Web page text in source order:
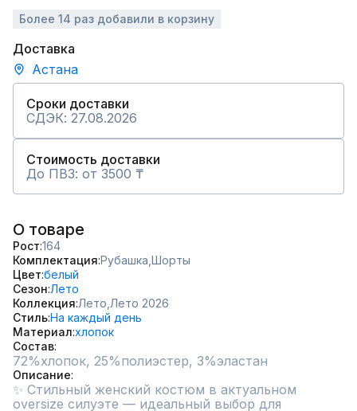
Более 14 раз добавили в корзину
Доставка
Астана
Сроки доставки
СДЭК: 27.08.2026
Стоимость доставки
До ПВЗ: от 3500 ₸
О товаре
Рост 164
Комплектация Рубашка, Шорты
Цвет белый
Сезон Лето
Коллекция Лето, Лето 2026
СтильНа каждый день
Материал хлопок
Состав
72%хлопок, 25%полиэстер, 3%эластан
Описание
✨ Стильный женский костюм в актуальном
oversize силуэте — идеальный выбор для